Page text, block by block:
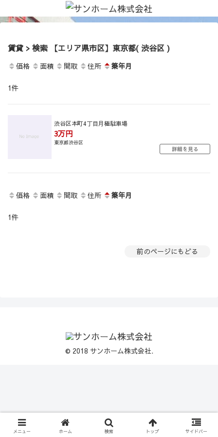
賃貸 > 検索 【エリア県市区】東京都( 渋谷区 )
価格 面積 間取 住所 築年月
1件
渋谷区本町4丁目月極駐車場
3万円
東京都渋谷区
詳細を見る
価格 面積 間取 住所 築年月
1件
前のページにもどる
© 2018 サンホーム株式会社.
メニュー ホーム 検索 トップ サイドバー